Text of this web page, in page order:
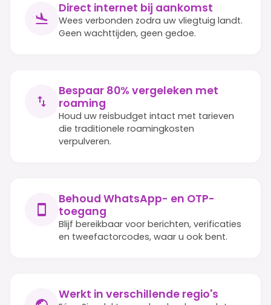
Direct internet bij aankomst
Wees verbonden zodra uw vliegtuig landt.
Geen wachttijden, geen gedoe.
Bespaar 80% vergeleken met
roaming
Houd uw reisbudget intact met tarieven
die traditionele roamingkosten
verpulveren.
Behoud WhatsApp- en OTP-
toegang
Blijf bereikbaar voor berichten, verificaties
en tweefactorcodes, waar u ook bent.
Werkt in verschillende regio's